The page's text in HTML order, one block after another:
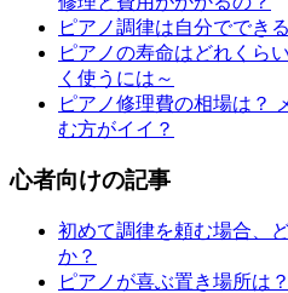
ピアノ調律は自分ででき
ピアノの寿命はどれくら
く使うには～
ピアノ修理費の相場は？
む方がイイ？
心者向けの記事
初めて調律を頼む場合、
か？
ピアノが喜ぶ置き場所は